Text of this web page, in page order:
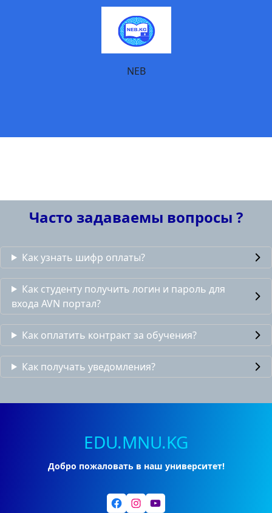
NEB
Часто задаваемы вопросы ?
Как узнать шифр оплаты?
Как студенту получить логин и пароль для
входа AVN портал?
Как оплатить контракт за обучения?
Как получать уведомления?
EDU.MNU.KG
Добро пожаловать в наш университет!
Facebook Instagram YouTube